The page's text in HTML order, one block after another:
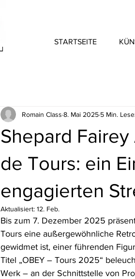
STARTSEITE
Shepard
de Tours: ein
engagierten
Romain Class 8. Mai 2025 5 Min.
Aktualisiert: 12. Feb.
Bis zum 7. Dezember 2025
Tours eine außergewöhnliche
gewidmet ist, einer führenden
Titel „OBEY – Tours 2025“
Werk – an der Schnittstelle von